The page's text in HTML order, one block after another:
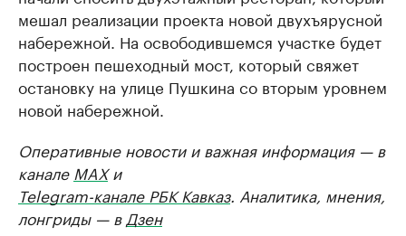
мешал реализации проекта новой двухъярусной
набережной. На освободившемся участке будет
построен пешеходный мост, который свяжет
остановку на улице Пушкина со вторым уровнем
новой набережной.
Оперативные новости и важная информация — в
канале MAXи
Telegram-канале РБК Кавказ. Аналитика, мнения,
лонгриды — в Дзен